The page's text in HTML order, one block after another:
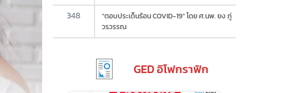
348
“ตอบประเด็นร้อน COVID-19” โดย ศ.นพ. ยง ภู่
วรวรรณ
GED อิโฟกราฟิก